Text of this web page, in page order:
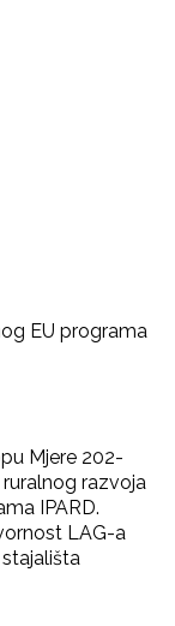
EU programa
Mjere 202-
razvoja
IPARD.
LAG-a